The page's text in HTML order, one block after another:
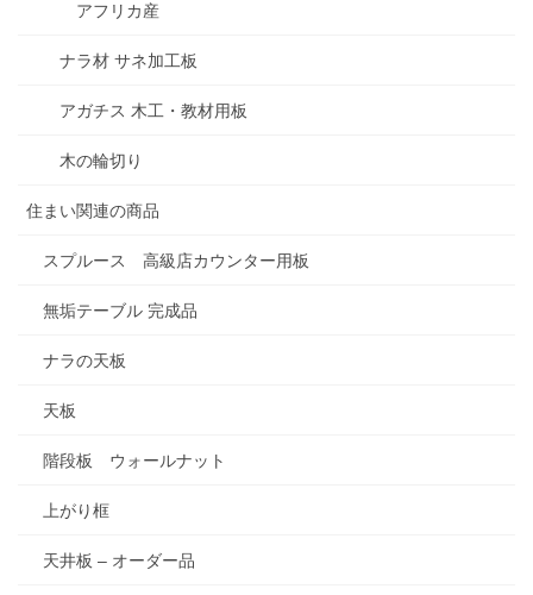
アフリカ産
ナラ材 サネ加工板
アガチス 木工・教材用板
木の輪切り
住まい関連の商品
スプルース 高級店カウンター用板
無垢テーブル 完成品
ナラの天板
天板
階段板 ウォールナット
上がり框
天井板 – オーダー品